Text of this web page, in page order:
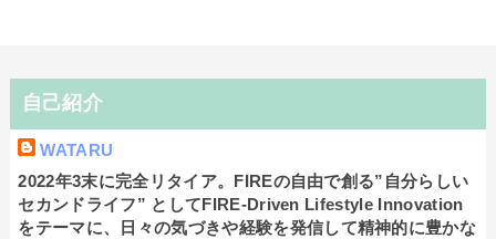
自己紹介
WATARU
2022年3末に完全リタイア。FIREの自由で創る”自分らしい
セカンドライフ” としてFIRE-Driven Lifestyle Innovation
をテーマに、日々の気づきや経験を発信して精神的に豊かな